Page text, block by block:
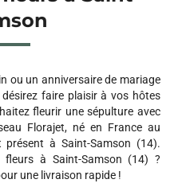
ou un anniversaire de mariage
faire plaisir à vos hôtes
fleurir une sépulture avec
Florajet, né en France au
à Saint-Samson (14).
à Saint-Samson (14) ?
une livraison rapide !